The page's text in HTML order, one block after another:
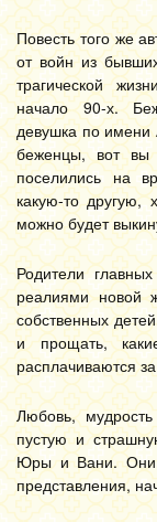
Повесть того же
от войн из
трагической
начало 90-х.
девушка по
беженцы, вот вы
поселились на
какую-то
можно будет
Родители
реалиями новой
собственных
и прощать,
расплачиваются
Любовь,
пустую и
Юры и Вани. Они,
представления,